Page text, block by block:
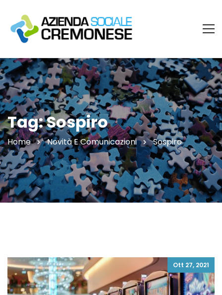
Tag: Sospiro
Home Novità E Comunicazioni Sospiro
Ott 27, 2021